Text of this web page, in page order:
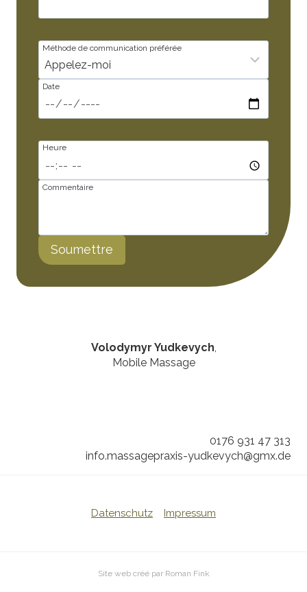
Méthode de communication préférée
Date
Heure
Commentaire
Soumettre
Volodymyr Yudkevych,
Mobile Massage
0176 931 47 313
info.massagepraxis-yudkevych@gmx.de
Datenschutz Impressum
Site web créé par Roman Fink